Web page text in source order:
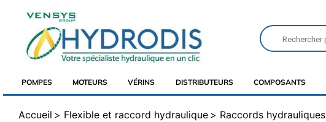
POMPES MOTEURS VÉRINS DISTRIBUTEURS COMPOSANTS
Accueil Flexible et raccord hydraulique Raccords hydrauliques